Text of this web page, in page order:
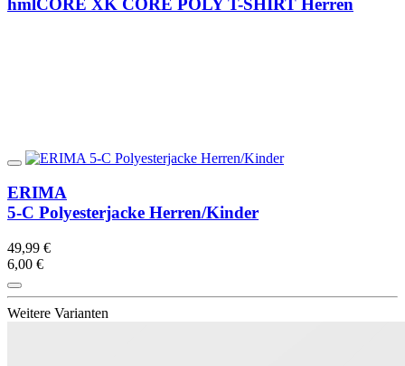
hmlCORE XK CORE POLY T-SHIRT Herren
ERIMA
5-C Polyesterjacke Herren/Kinder
49,99 €
6,00 €
Weitere Varianten